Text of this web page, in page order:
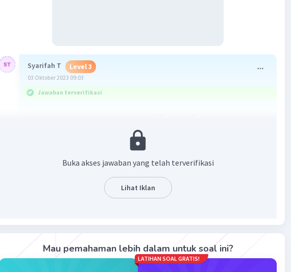
Syarifah T Level 3
03 Oktober 2023 09:03
Jawaban terverifikasi
Paparan Sahul. Paparan Sunda menyebabkan flora fauna bercorak
Asiatis dan Paparan Sahul menyebabkan flora fauna bercorak
Balas
Iklan
Buka akses jawaban yang telah terverifikasi
Lihat Iklan
Mau pemahaman lebih dalam untuk soal ini?
LATIHAN SOAL GRATIS!